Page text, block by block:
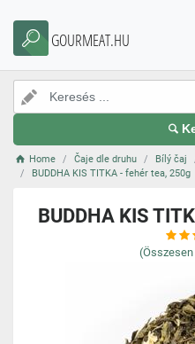
GOURMEAT.HU
Home Čaje dle druhu Bílý čaj
BUDDHA KIS TITKA - fehér tea, 250g
BUDDHA KIS
(Összesen